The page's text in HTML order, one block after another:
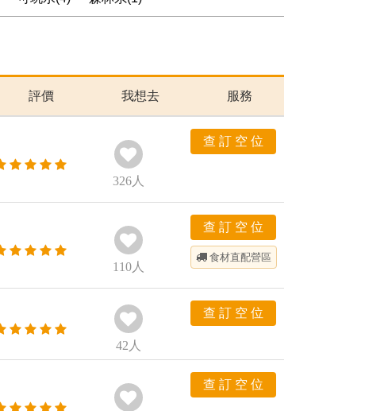
評價 我想去 服務
326人
查 訂 空 位
110人
查 訂 空 位
食材直配營區
42 人
查 訂 空 位
查 訂 空 位